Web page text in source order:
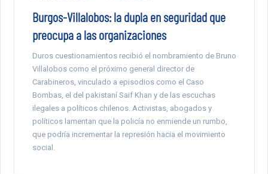
Burgos-Villalobos: la dupla en seguridad que
preocupa a las organizaciones
Duros cuestionamientos recibió el nombramiento de Bruno
Villalobos como el próximo general director de
Carabineros, vinculado a episodios como el Caso
Bombas, el del pakistaní Saif Khan y de las escuchas
ilegales a políticos chilenos. Activistas, abogados y
políticos lamentan que la policía no enmiende un rumbo,
que podría incrementar la represión hacia el movimiento
social.